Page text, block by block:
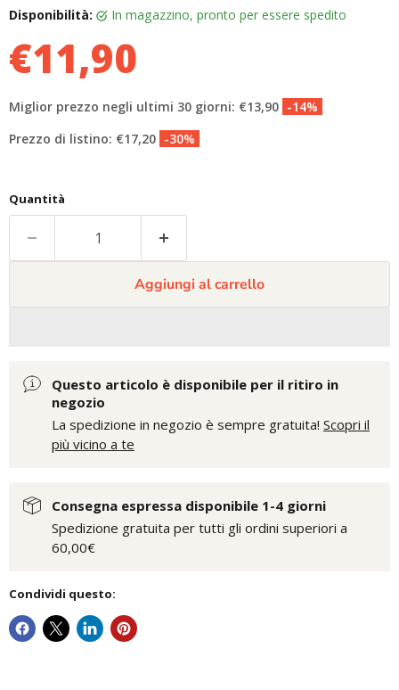
Disponibilità:
in magazzino, pronto per essere spedito
€11,90
Miglior prezzo negli ultimi 30 giorni: €13,90 -14%
Prezzo di listino: €17,20 -30%
Quantità
Aggiungi al carrello
Questo articolo è disponibile per il ritiro in
negozio
La spedizione in negozio è sempre gratuita! Scopri il
più vicino a te
Consegna espressa disponibile 1-4 giorni
Spedizione gratuita per tutti gli ordini superiori a
60,00€
Condividi questo: